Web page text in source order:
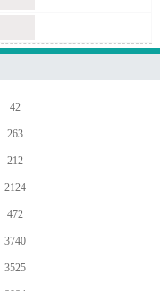
42
263
212
2124
472
3740
3525